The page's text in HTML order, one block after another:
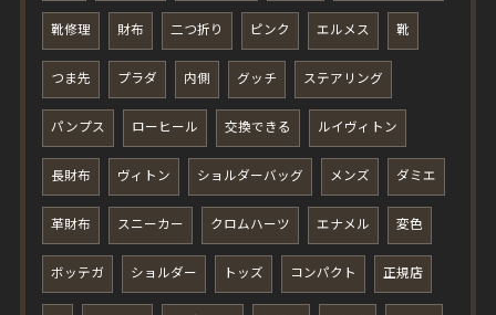
靴修理 財布 二つ折り ピンク エルメス 靴
つま先 プラダ 内側 グッチ ステアリング
パンプス ローヒール 交換できる ルイヴィトン
長財布 ヴィトン ショルダーバッグ メンズ ダミエ
革財布 スニーカー クロムハーツ エナメル 変色
ボッテガ ショルダー トッズ コンパクト 正規店